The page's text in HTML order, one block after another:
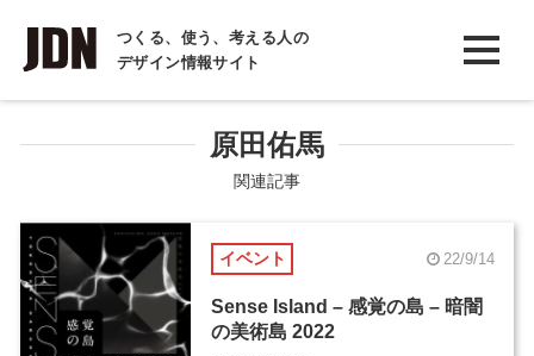
つくる、使う、考える人の
デザイン情報サイト
INTERVIEW
インタビュー
COLUMN
コラム
原田佑馬
関連記事
イベント 22/9/14
Sense Island – 感覚の島 – 暗闇
の美術島 2022